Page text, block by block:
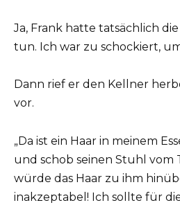
Ja, Frank hatte tatsächlich
tun. Ich war zu schockiert,
Dann rief er den Kellner
vor.
„Da ist ein Haar in meinem
und schob seinen Stuhl vom
würde das Haar zu ihm
inakzeptabel! Ich sollte für